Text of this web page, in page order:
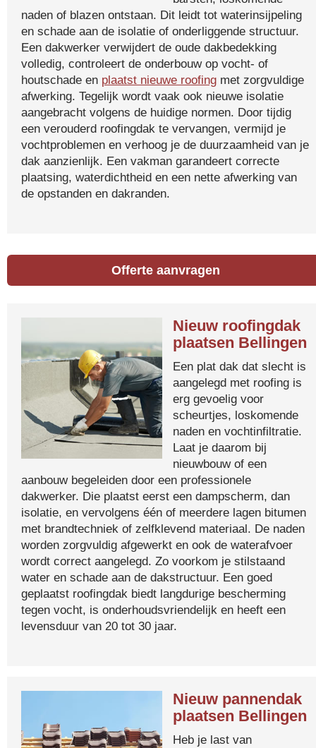
naden of blazen ontstaan. Dit leidt tot waterinsijpeling
en schade aan de isolatie of onderliggende structuur.
Een dakwerker verwijdert de oude dakbedekking
volledig, controleert de onderbouw op vocht- of
houtschade en plaatst nieuwe roofing met zorgvuldige
afwerking. Tegelijk wordt vaak ook nieuwe isolatie
aangebracht volgens de huidige normen. Door tijdig
een verouderd roofingdak te vervangen, vermijd je
vochtproblemen en verhoog je de duurzaamheid van je
dak aanzienlijk. Een vakman garandeert correcte
plaatsing, waterdichtheid en een nette afwerking van
de opstanden en dakranden.
Offerte aanvragen
Nieuw roofingdak
plaatsen Bellingen
Een plat dak dat slecht is
aangelegd met roofing is
erg gevoelig voor
scheurtjes, loskomende
naden en vochtinfiltratie.
Laat je daarom bij
nieuwbouw of een
aanbouw begeleiden door een professionele
dakwerker. Die plaatst eerst een dampscherm, dan
isolatie, en vervolgens één of meerdere lagen bitumen
met brandtechniek of zelfklevend materiaal. De naden
worden zorgvuldig afgewerkt en ook de waterafvoer
wordt correct aangelegd. Zo voorkom je stilstaand
water en schade aan de dakstructuur. Een goed
geplaatst roofingdak biedt langdurige bescherming
tegen vocht, is onderhoudsvriendelijk en heeft een
levensduur van 20 tot 30 jaar.
Nieuw pannendak
plaatsen Bellingen
Heb je last van